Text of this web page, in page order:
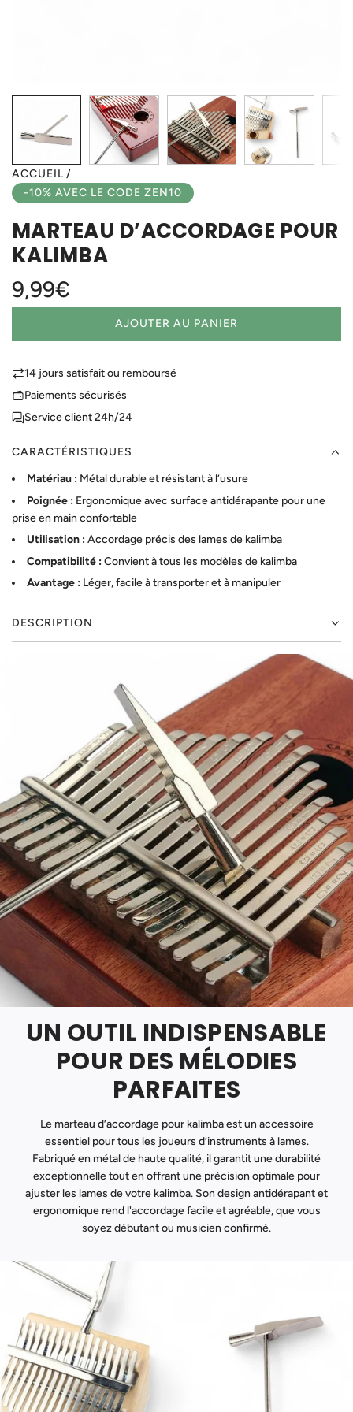
ACCUEIL/
-10% AVEC LE CODE ZEN10
MARTEAU D’ACCORDAGE POUR
KALIMBA
Prix
9,99€
AJOUTER AU PANIER
C
M
T
.
.
14 jours satisfait ou remboursé
Paiements sécurisés
Service client 24h/24
CARACTÉRISTIQUES
Matériau : Métal durable et résistant à l’usure
Poignée : Ergonomique avec surface antidérapante pour une
prise en main confortable
Utilisation :Accordage précis des lames de kalimba
Compatibilité :Convient à tous les modèles de kalimba
Avantage : Léger, facile à transporter et à manipuler
DESCRIPTION
UN OUTIL INDISPENSABLE
POUR DES MÉLODIES
PARFAITES
Le marteau d’accordage pour kalimba est un accessoire
essentiel pour tous les joueurs d’instruments à lames.
Fabriqué en métal de haute qualité, il garantit une durabilité
exceptionnelle tout en offrant une précision optimale pour
ajuster les lames de votre kalimba. Son design antidérapant et
ergonomique rend l'accordage facile et agréable, que vous
soyez débutant ou musicien confirmé.